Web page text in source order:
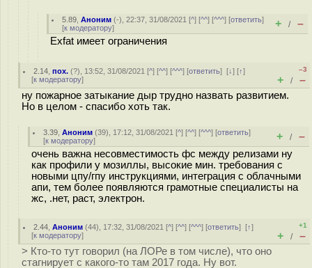
5.89 ,Аноним (-), 22:37, 31/08/2021 [^] [^^] [^^^] [ответить]
[к модератору] + / –
Exfat имеет ограничения
2.14 ,пох. (?), 13:52, 31/08/2021 [^] [^^] [^^^] [ответить][↓] [↑]
[к модератору]
–3
+ / –
ну пожарное затыкание дыр трудно назвать развитием.
Но в целом - спасибо хоть так.
3.39 ,Аноним (39), 17:12, 31/08/2021 [^] [^^] [^^^] [ответить]
[к модератору] + / –
очень важна несовместимость фс между релизами ну
как профили у мозиллы, высокие мин. требования с
новыми цпу/гпу инструкциями, интеграция с облачными
апи, тем более появляются грамотные специалисты на
жс, .нет, раст, электрон.
2.44 ,Аноним (44), 17:32, 31/08/2021 [^] [^^] [^^^] [ответить][↑]
[к модератору]
+1
+ / –
> Кто-то тут говорил (на ЛОРе в том числе), что оно
стагнирует с какого-то там 2017 года. Ну вот.